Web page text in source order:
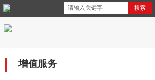
搜索
增值服务